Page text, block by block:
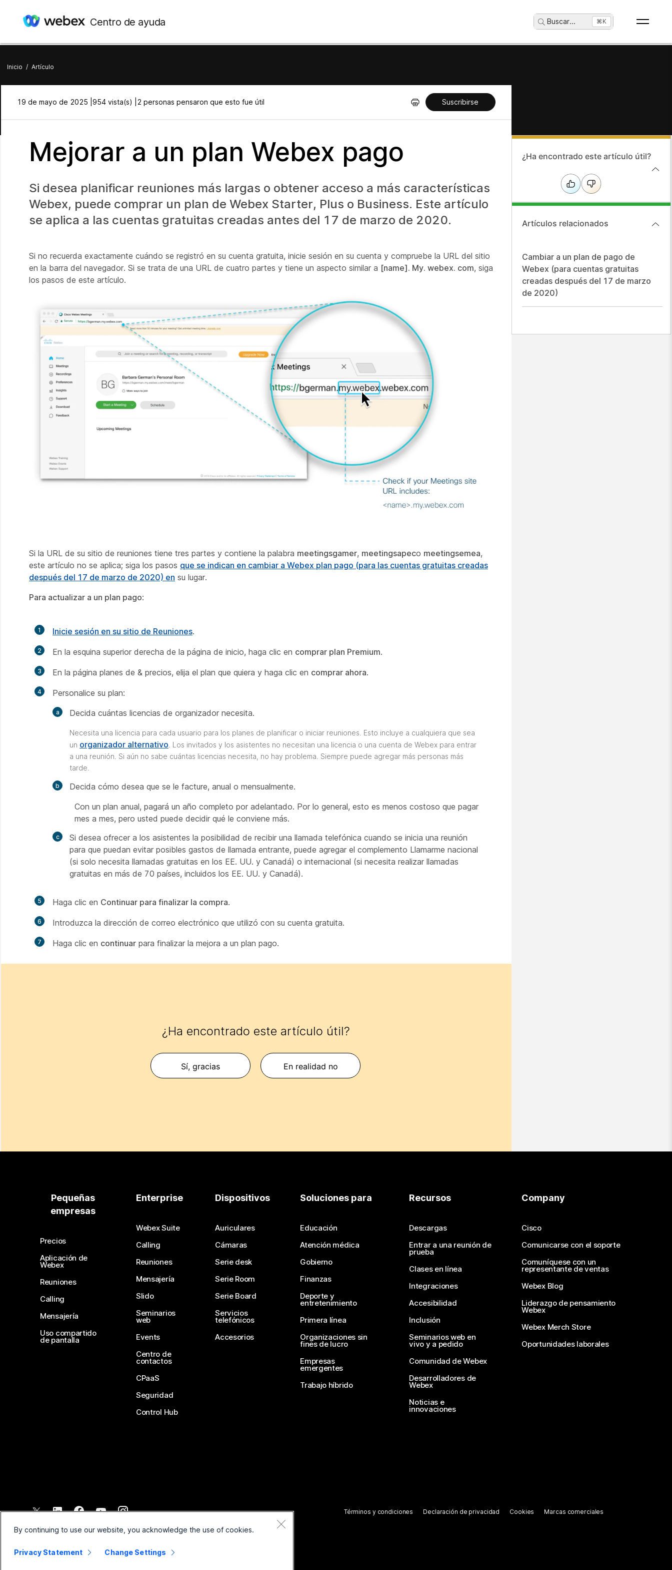
Centro de ayuda Buscar... ⌘K
Inicio / Artículo
19 de mayo de 2025 | 954 vista(s) | 2 personas pensaron que esto fue útil Suscribirse
Mejorar a un plan Webex pago
Si desea planificar reuniones más largas o obtener acceso a más características
Webex, puede comprar un plan de Webex Starter, Plus o Business. Este artículo
se aplica a las cuentas gratuitas creadas antes del 17 de marzo de 2020.
Si no recuerda exactamente cuándo se registró en su cuenta gratuita, inicie sesión en su cuenta y compruebe la URL del sitio
en la barra del navegador. Si se trata de una URL de cuatro partes y tiene un aspecto similar a [name]. My. webex. com, siga
los pasos de este artículo.
Si la URL de su sitio de reuniones tiene tres partes y contiene la palabra meetingsgamer, meetingsapeco meetingsemea,
este artículo no se aplica; siga los pasos que se indican en cambiar a Webex plan pago (para las cuentas gratuitas creadas
después del 17 de marzo de 2020) en su lugar.
Para actualizar a un plan pago:
1 Inicie sesión en su sitio de Reuniones.
2 En la esquina superior derecha de la página de inicio, haga clic en comprar plan Premium.
3 En la página planes de & precios, elija el plan que quiera y haga clic en comprar ahora.
4
Personalice su plan:
Decida cuántas licencias de organizador necesita.
Necesita una licencia para cada usuario para los planes de planificar o iniciar reuniones. Esto incluye a cualquiera que sea
un organizador alternativo . Los invitados y los asistentes no necesitan una licencia o una cuenta de Webex para entrar
a una reunión. Si aún no sabe cuántas licencias necesita, no hay problema. Siempre puede agregar más personas más
tarde.
Decida cómo desea que se le facture, anual o mensualmente.
Con un plan anual, pagará un año completo por adelantado. Por lo general, esto es menos costoso que pagar
mes a mes, pero usted puede decidir qué le conviene más.
Si desea ofrecer a los asistentes la posibilidad de recibir una llamada telefónica cuando se inicia una reunión
para que puedan evitar posibles gastos de llamada entrante, puede agregar el complemento Llamarme nacional
(si solo necesita llamadas gratuitas en los EE. UU. y Canadá) o internacional (si necesita realizar llamadas
gratuitas en más de 70 países, incluidos los EE. UU. y Canadá).
5 Haga clic en Continuar para finalizar la compra.
6 Introduzca la dirección de correo electrónico que utilizó con su cuenta gratuita.
7 Haga clic en continuar para finalizar la mejora a un plan pago.
¿Ha encontrado este artículo útil?
Sí, gracias En realidad no
¿Ha encontrado este artículo útil?
Artículos relacionados
Cambiar a un plan de pago de
Webex (para cuentas gratuitas
creadas después del 17 de marzo
de 2020)
Pequeñas
empresas
Precios
Aplicación de
Webex
Reuniones
Calling
Mensajería
Uso compartido
de pantalla
Enterprise
Webex Suite
Calling
Reuniones
Mensajería
Slido
Seminarios
web
Events
Centro de
contactos
CPaaS
Seguridad
Control Hub
Dispositivos
Auriculares
Cámaras
Serie desk
Serie Room
Serie Board
Servicios
telefónicos
Accesorios
Soluciones para
Educación
Atención médica
Gobierno
Finanzas
Deporte y
entretenimiento
Primera línea
Organizaciones sin
fines de lucro
Empresas
emergentes
Trabajo híbrido
Recursos
Descargas
Entrar a una reunión de
prueba
Clases en línea
Integraciones
Accesibilidad
Inclusión
Seminarios web en
vivo y a pedido
Comunidad de Webex
Desarrolladores de
Webex
Noticias e
innovaciones
Company
Cisco
Comunicarse con el soporte
Comuníquese con un
representante de ventas
Webex Blog
Liderazgo de pensamiento
Webex
Webex Merch Store
Oportunidades laborales
2026 Cisco y/o sus filiales. Todos los derechos reservados.
Términos y condiciones Declaración de privacidad Cookies Marcas comerciales
By continuing to use our website, you acknowledge the use of cookies.
Privacy Statement Change Settings